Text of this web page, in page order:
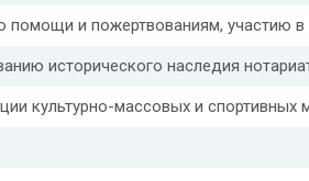
и пожертвованиям, участию в
исторического наследия
культурно-массовых и спортивных